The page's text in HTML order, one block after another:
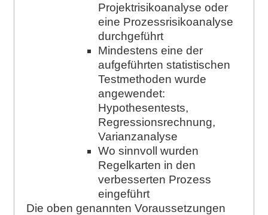
Projektrisikoanalyse oder
eine Prozessrisikoanalyse
durchgeführt
Mindestens eine der
aufgeführten statistischen
Testmethoden wurde
angewendet:
Hypothesentests,
Regressionsrechnung,
Varianzanalyse
Wo sinnvoll wurden
Regelkarten in den
verbesserten Prozess
eingeführt
Die oben genannten Voraussetzungen